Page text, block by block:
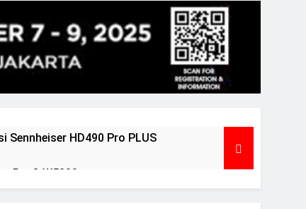
Sennheiser HD490 Pro PLUS
BenQ W5800
Ago